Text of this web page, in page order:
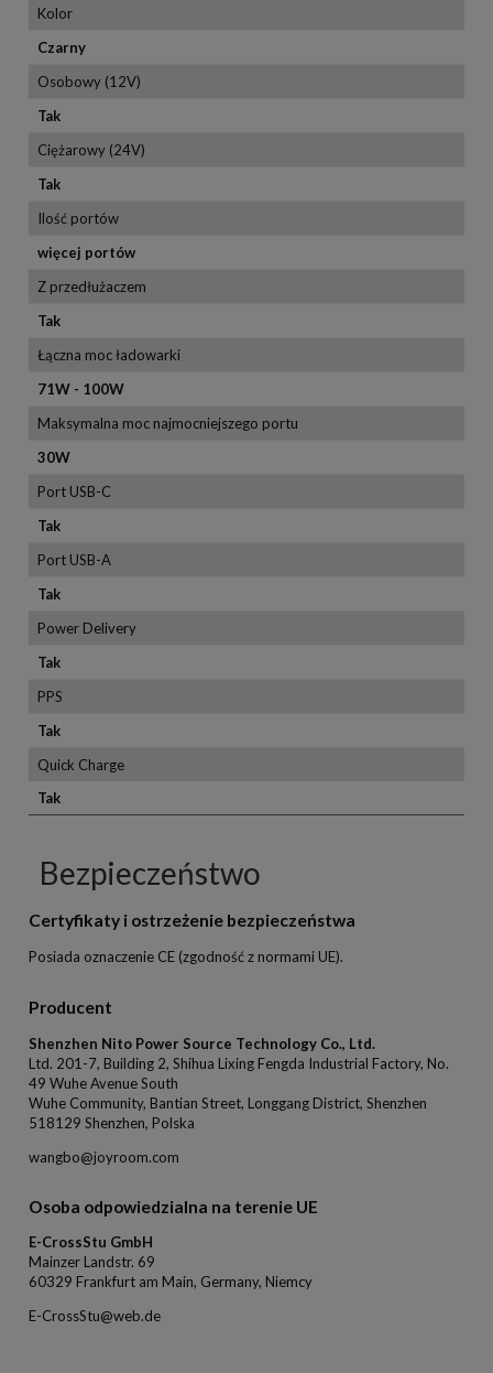
Kolor
Czarny
Osobowy (12V)
Tak
Ciężarowy (24V)
Tak
Ilość portów
więcej portów
Z przedłużaczem
Tak
Łączna moc ładowarki
71W - 100W
Maksymalna moc najmocniejszego portu
30W
Port USB-C
Tak
Port USB-A
Tak
Power Delivery
Tak
PPS
Tak
Quick Charge
Tak
Bezpieczeństwo
Certyfikaty i ostrzeżenie bezpieczeństwa
Posiada oznaczenie CE (zgodność z normami UE).
Producent
Shenzhen Nito Power Source Technology Co., Ltd.
Ltd. 201-7, Building 2, Shihua Lixing Fengda Industrial Factory, No.
49 Wuhe Avenue South
Wuhe Community, Bantian Street, Longgang District, Shenzhen
518129 Shenzhen, Polska
wangbo@joyroom.com
Osoba odpowiedzialna na terenie UE
E-CrossStu GmbH
Mainzer Landstr. 69
60329 Frankfurt am Main, Germany, Niemcy
E-CrossStu@web.de